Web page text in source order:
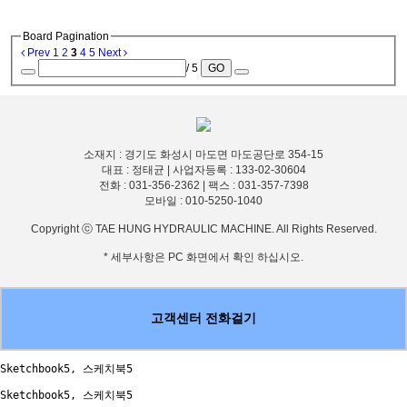
Board Pagination
Prev 1 2 3 4 5 Next
/ 5
GO
소재지 : 경기도 화성시 마도면 마도공단로 354-15
대표 : 정태균 | 사업자등록 : 133-02-30604
전화 : 031-356-2362 | 팩스 : 031-357-7398
모바일 : 010-5250-1040
Copyright ⓒ TAE HUNG HYDRAULIC MACHINE. All Rights Reserved.
* 세부사항은 PC 화면에서 확인 하십시오.
고객센터 전화걸기
Sketchbook5, 스케치북5
Sketchbook5, 스케치북5